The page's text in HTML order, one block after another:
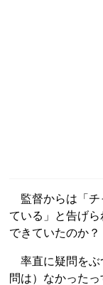
監督からは「チ
ている」と告げ
できていたのか？
率直に疑問をぶ
問は）なかったっ